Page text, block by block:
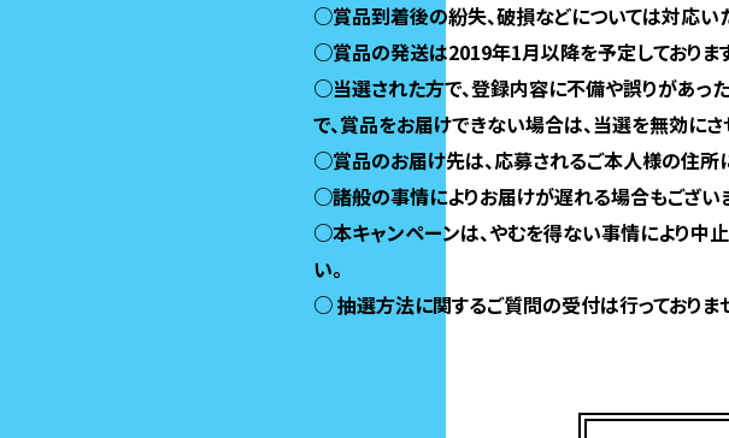
○賞品到着後の紛失、破損などについては対応い
○賞品の発送は2019年1月以降を予定しております
○当選された方で、登録内容に不備や誤りがあ
で、賞品をお届けできない場合は、当選を無効にさ
○賞品のお届け先は、応募されるご本人様の住所
○諸般の事情によりお届けが遅れる場合もござい
○本キャンペーンは、やむを得ない事情により中
い。
○ 抽選方法に関するご質問の受付は行っておりま